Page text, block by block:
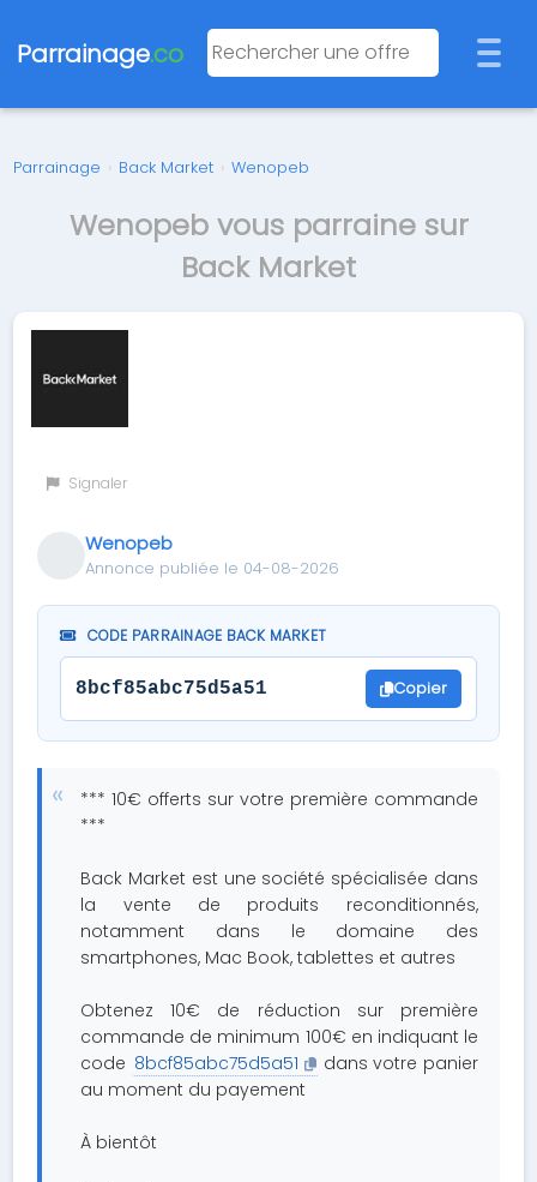
Parrainage.co
Parrainage › Back Market › Wenopeb
Wenopeb vous parraine sur
Back Market
Signaler
Wenopeb
Annonce publiée le 04-08-2026
CODE PARRAINAGE BACK MARKET
8bcf85abc75d5a51 Copier
*** 10€ offerts sur votre première commande
***
Back Market est une société spécialisée dans
la vente de produits reconditionnés,
notamment dans le domaine des
smartphones, Mac Book, tablettes et autres
Obtenez 10€ de réduction sur première
commande de minimum 100€ en indiquant le
code 8bcf85abc75d5a51
dans votre panier
au moment du payement
À bientôt